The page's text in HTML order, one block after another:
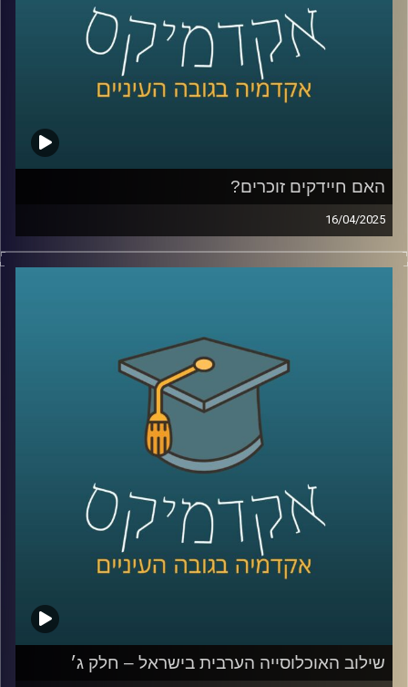
ד״ר אביב גאון, חבר סגל בבית ספר הארי רדזינר למשפטים וד״ר
יובל ריינפלד, בית ספר הארי רדזינר למשפטים, בינה מלאכותית,
פרטיות וסייבר.
קרדיט תמונות:AudioVersity
האם חיידקים זוכרים?
16/04/2025
בגופנו חיים כ-40 טריליון חיידקים, אבל רק בשנים האחרונות
אנחנו מתחילים להבין עד כמה הם חכמים. מחקרים מגלים
בפרק הזה נגלה איך היצורים הזעירים הללו, שנחשבו בעבר
לפשוטים, בעצם חיים כחברה מתוחכמת, משתפים פעולה
ואפילו מקריבים את עצמם – וכל זה עשוי להוביל למהפכה
בפרק זה זכיתי לארח את ד"ר אילנה קולודקין-גל, מרצה בכירה
וחברת פקולטה בתחום המיקרוביולוגיה, ביולוגיה סינטטית
וביוטכנולוגיה. אילנה שואפת להבין את התנהגות התאים
הבודדים והקהילה הנוצרת בידי מיקרואורגניזמים. קבוצתה
מתאפיינת בגישה משלבת הכוללת אנליזות מתחומי הכימיה,
ביולוגיה של התא, גנטיקה וביולוגיה סינטטית.
קרדיט תמונות:AudioVersity
שילוב האוכלוסייה הערבית בישראל – חלק ג׳